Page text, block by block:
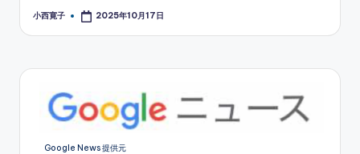
Posted
小西寛子 2025年10月17日
Google News 提供元